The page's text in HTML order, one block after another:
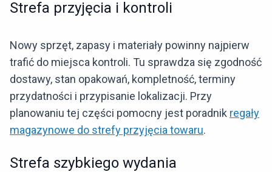
Strefa przyjęcia i kontroli
Nowy sprzęt, zapasy i materiały powinny najpierw
trafić do miejsca kontroli. Tu sprawdza się zgodność
dostawy, stan opakowań, kompletność, terminy
przydatności i przypisanie lokalizacji. Przy
planowaniu tej części pomocny jest poradnik regały
magazynowe do strefy przyjęcia towaru.
Strefa szybkiego wydania